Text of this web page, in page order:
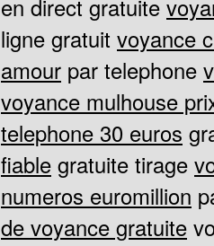
en direct gratuite
ligne gratuit voyance
amour par telephone
voyance mulhouse
telephone 30 euros
fiable gratuite tirage
numeros euromillion
de voyance gratuite